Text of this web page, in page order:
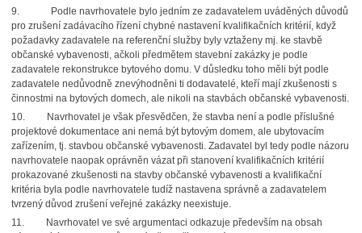
9. Podle navrhovatele bylo jedním ze zadavatelem uváděných důvodů
pro zrušení zadávacího řízení chybné nastavení kvalifikačních kritérií, když
požadavky zadavatele na referenční služby byly vztaženy mj. ke stavbě
občanské vybavenosti, ačkoli předmětem stavební zakázky je podle
zadavatele rekonstrukce bytového domu. V důsledku toho měli být podle
zadavatele nedůvodně znevýhodněni ti dodavatelé, kteří mají zkušenosti s
činnostmi na bytových domech, ale nikoli na stavbách občanské vybavenosti.
10. Navrhovatel je však přesvědčen, že stavba není a podle příslušné
projektové dokumentace ani nemá být bytovým domem, ale ubytovacím
zařízením, tj. stavbou občanské vybavenosti. Zadavatel byl tedy podle názoru
navrhovatele naopak oprávněn vázat při stanovení kvalifikačních kritérií
prokazované zkušenosti na stavby občanské vybavenosti a kvalifikační
kritéria byla podle navrhovatele tudíž nastavena správně a zadavatelem
tvrzený důvod zrušení veřejné zakázky neexistuje.
11. Navrhovatel ve své argumentaci odkazuje především na obsah